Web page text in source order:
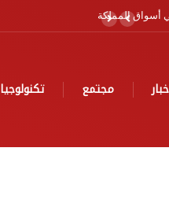
مجتمع تكنولوجيا